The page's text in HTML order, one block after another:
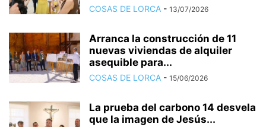
COSAS DE LORCA - 13/07/2026
Arranca la construcción de 11
nuevas viviendas de alquiler
asequible para...
COSAS DE LORCA - 15/06/2026
La prueba del carbono 14 desvela
que la imagen de Jesús...